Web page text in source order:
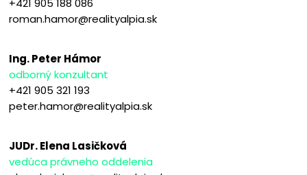
+421 905 188 086
roman.hamor@realityalpia.sk
Ing. Peter Hámor
odborný konzultant
+421 905 321 193
peter.hamor@realityalpia.sk
JUDr. Elena Lasičková
vedúca právneho oddelenia